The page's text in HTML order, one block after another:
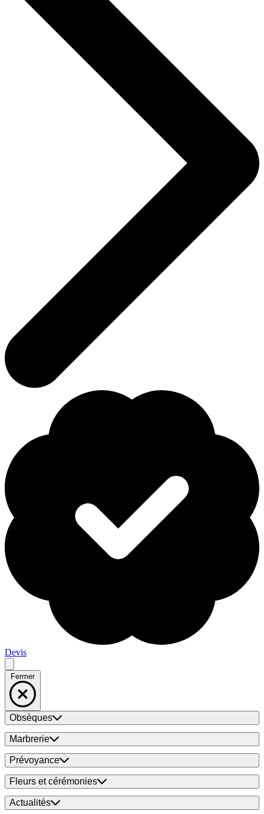
Devis
Fermer
Obsèques
Marbrerie
Prévoyance
Fleurs et cérémonies
Actualités